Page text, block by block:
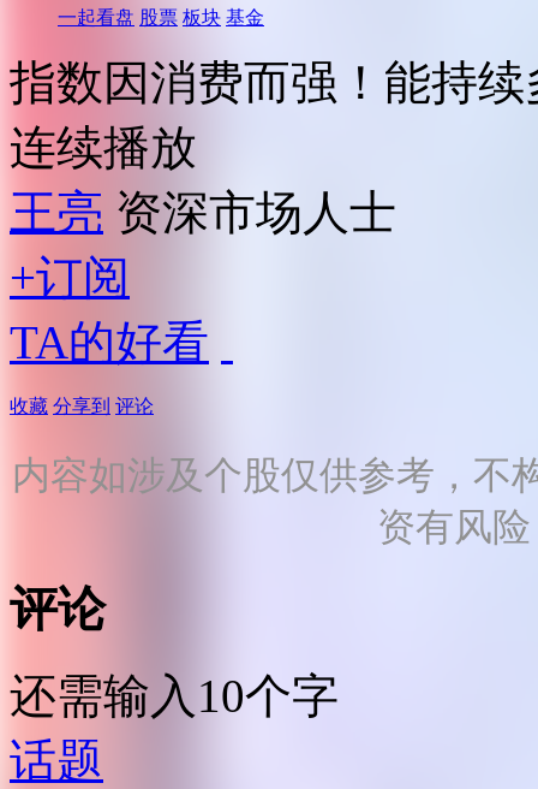
一起看盘 股票 板块 基金
指数因消费而强！能持续
连续播放
王亮 资深市场人士
+订阅
TA的好看
收藏 分享到 评论
内容如涉及个股仅供参考，不
资有风
评论
还需输入10个字
话题